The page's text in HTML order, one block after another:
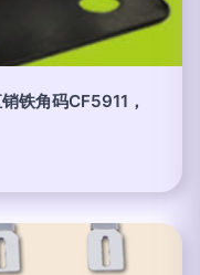
铁角码CF5911，